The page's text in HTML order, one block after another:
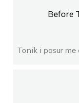
Before
Tonik i pasur me